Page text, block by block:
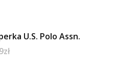
U.S. Polo Assn.
zł